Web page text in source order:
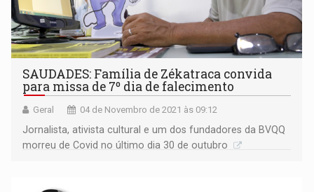
SAUDADES: Família de Zékatraca convida
para missa de 7º dia de falecimento
Geral 04 de Novembro de 2021 às 09:12
Jornalista, ativista cultural e um dos fundadores da BVQQ
morreu de Covid no último dia 30 de outubro